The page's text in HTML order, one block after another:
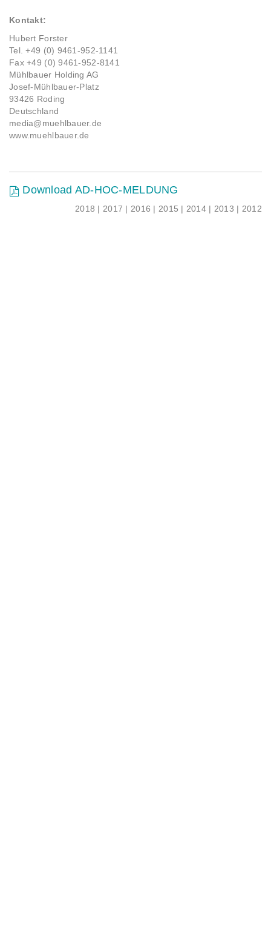
Kontakt:
Hubert Forster
Tel. +49 (0) 9461-952-1141
Fax +49 (0) 9461-952-8141
Mühlbauer Holding AG
Josef-Mühlbauer-Platz
93426 Roding
Deutschland
media@muehlbauer.de
www.muehlbauer.de
Download AD-HOC-MELDUNG
2018 |2017 | 2016 | 2015 | 2014 | 2013 | 2012